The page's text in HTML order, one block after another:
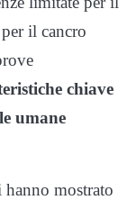
il cancro
chiave
umane
mostrato